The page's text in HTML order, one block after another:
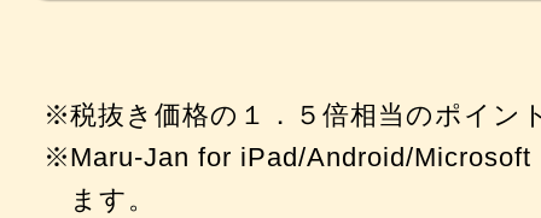
税抜き価格の１．５倍相当のポイン
Maru-Jan for iPad/Android/
ます。